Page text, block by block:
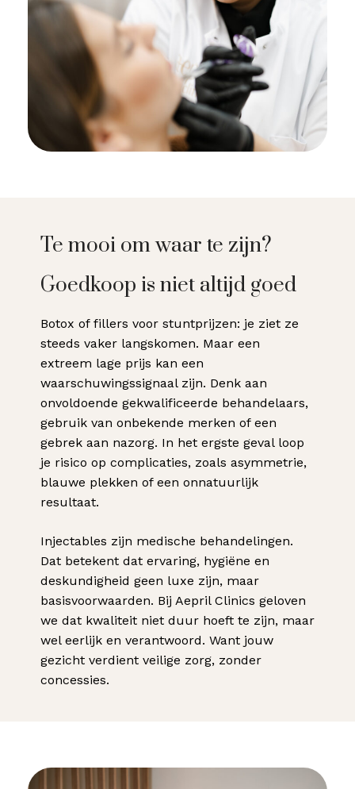
Te mooi om waar te zijn?
Goedkoop is niet altijd goed
Botox of fillers voor stuntprijzen: je ziet ze
steeds vaker langskomen. Maar een
extreem lage prijs kan een
waarschuwingssignaal zijn. Denk aan
onvoldoende gekwalificeerde behandelaars,
gebruik van onbekende merken of een
gebrek aan nazorg. In het ergste geval loop
je risico op complicaties, zoals asymmetrie,
blauwe plekken of een onnatuurlijk
resultaat.
Injectables zijn medische behandelingen.
Dat betekent dat ervaring, hygiëne en
deskundigheid geen luxe zijn, maar
basisvoorwaarden. Bij Aepril Clinics geloven
we dat kwaliteit niet duur hoeft te zijn, maar
wel eerlijk en verantwoord. Want jouw
gezicht verdient veilige zorg, zonder
concessies.